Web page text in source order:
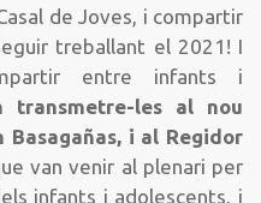
de Joves, i compartir
treballant el 2021! I
entre infants i
transmetre-les al nou
i al Regidor
van venir al plenari per
infants i adolescents, i